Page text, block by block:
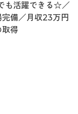
も活躍できる☆／
備／月収23万円
得